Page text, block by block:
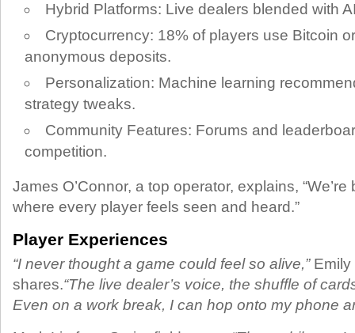
Hybrid Platforms: Live dealers blended with
Cryptocurrency: 18% of players use Bitcoin
anonymous deposits.
Personalization: Machine learning
strategy tweaks.
Community Features: Forums and
competition.
James O’Connor, a top operator, explains,
where every player feels seen and heard.”
Player Experiences
“I never thought a game could feel so alive,”Emily
shares.“The live dealer’s voice, the shuffle of
Even on a work break, I can hop onto my phone